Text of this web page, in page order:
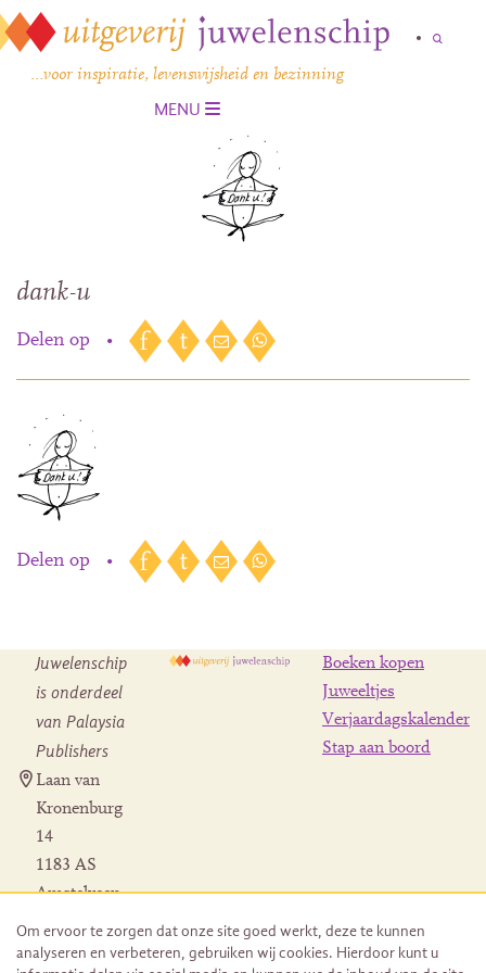
…voor inspiratie, levenswijsheid en bezinning
MENU
dank-u
Delen op •
Delen op •
Juwelenschip
is onderdeel
van Palaysia
Publishers
Laan van
Kronenburg
14
1183 AS
Amstelveen
Herroeping
bestelling
Boeken kopen
Juweeltjes
Verjaardagskalender
Stap aan boord
Om ervoor te zorgen dat onze site goed werkt, deze te kunnen
analyseren en verbeteren, gebruiken wij cookies. Hierdoor kunt u